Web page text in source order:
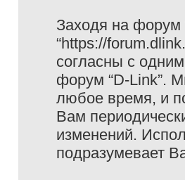
Заходя на форум
“https://
согласны с
форум “D-Link”.
любое время, и
Вам
изменений.
подразумевает